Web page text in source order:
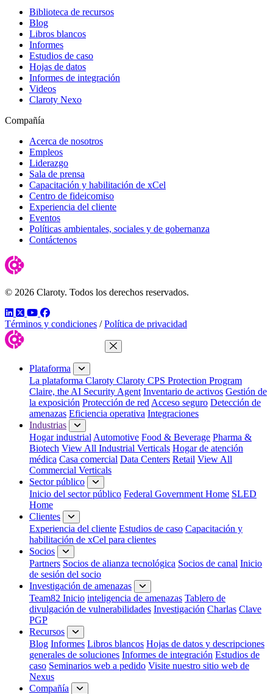
Biblioteca de recursos
Blog
Libros blancos
Informes
Estudios de caso
Hojas de datos
Informes de integración
Videos
Claroty Nexo
Compañía
Acerca de nosotros
Empleos
Liderazgo
Sala de prensa
Capacitación y habilitación de xCel
Centro de fideicomiso
Experiencia del cliente
Eventos
Políticas ambientales, sociales y de gobernanza
Contáctenos
© 2026 Claroty. Todos los derechos reservados.
LinkedIn
TwitterYouTube
Facebook
Términos y condiciones / Política de privacidad
Cerrar menú
Plataforma
La plataforma Claroty Claroty CPS Protection Program
Claire, the AI Security Agent Inventario de activos Gestión de
la exposición Protección de red Acceso seguro Detección de
amenazas Eficiencia operativa Integraciones
Industrias
Hogar industrial Automotive Food & Beverage Pharma &
Biotech View All Industrial Verticals Hogar de atención
médica Casa comercial Data Centers Retail View All
Commercial Verticals
Sector público
Inicio del sector público Federal Government Home SLED
Home
Clientes
Experiencia del cliente Estudios de caso Capacitación y
habilitación de xCel para clientes
Socios
Partners Socios de alianza tecnológica Socios de canal Inicio
de sesión del socio
Investigación de amenazas
Team82 Inicio inteligencia de amenazas Tablero de
divulgación de vulnerabilidades Investigación Charlas Clave
PGP
Recursos
Blog Informes Libros blancos Hojas de datos y descripciones
generales de soluciones Informes de integración Estudios de
caso Seminarios web a pedido Visite nuestro sitio web de
Nexus
Compañía